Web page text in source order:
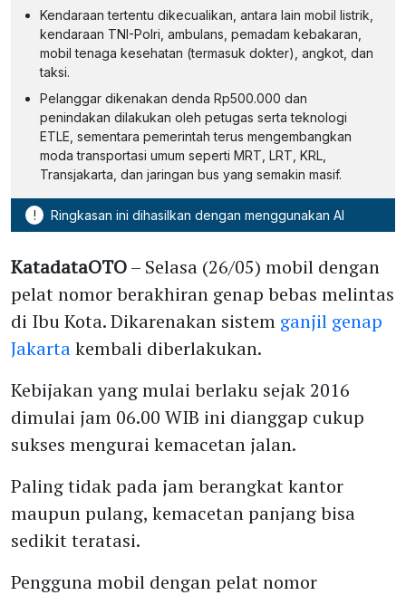
Kendaraan tertentu dikecualikan, antara lain mobil listrik,
kendaraan TNI-Polri, ambulans, pemadam kebakaran,
mobil tenaga kesehatan (termasuk dokter), angkot, dan
taksi.
Pelanggar dikenakan denda Rp500.000 dan
penindakan dilakukan oleh petugas serta teknologi
ETLE, sementara pemerintah terus mengembangkan
moda transportasi umum seperti MRT, LRT, KRL,
Transjakarta, dan jaringan bus yang semakin masif.
! Ringkasan ini dihasilkan dengan menggunakan AI
KatadataOTO– Selasa (26/05) mobil dengan
pelat nomor berakhiran genap bebas melintas
di Ibu Kota. Dikarenakan sistem ganjil genap
Jakartakembali diberlakukan.
Kebijakan yang mulai berlaku sejak 2016
dimulai jam 06.00 WIB ini dianggap cukup
sukses mengurai kemacetan jalan.
Paling tidak pada jam berangkat kantor
maupun pulang, kemacetan panjang bisa
sedikit teratasi.
Pengguna mobil dengan pelat nomor